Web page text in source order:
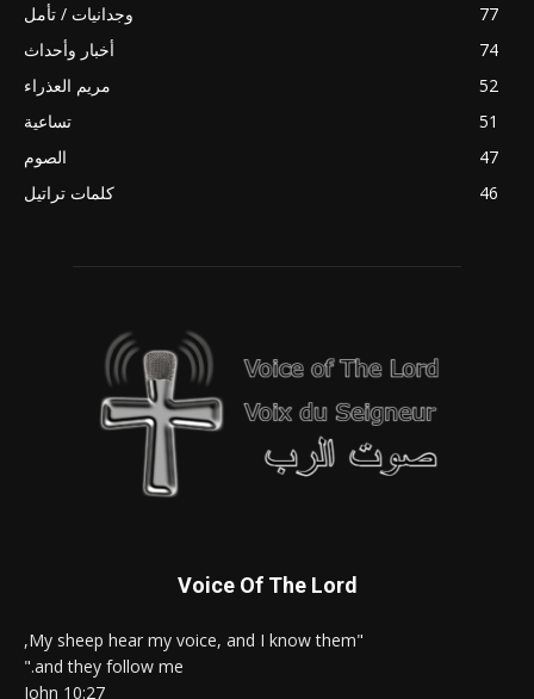
وجدانيات / تأمل
77
أخبار وأحداث
74
مريم العذراء
52
تساعية
51
الصوم
47
كلمات تراتيل
46
Voice Of The Lord
"My sheep hear my voice, and I know them,
and they follow me."
John 10:27